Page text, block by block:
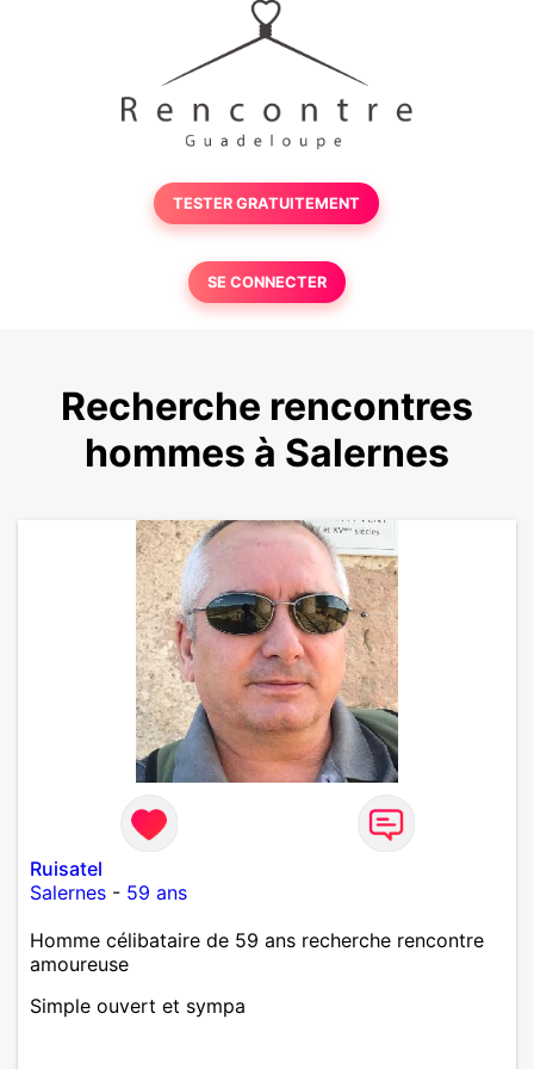
TESTER GRATUITEMENT
SE CONNECTER
Recherche rencontres
hommes à Salernes
Ruisatel
Salernes - 59 ans
Homme célibataire de 59 ans recherche rencontre
amoureuse
Simple ouvert et sympa